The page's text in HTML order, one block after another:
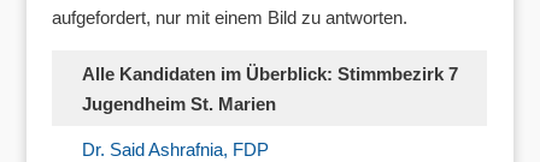
aufgefordert, nur mit einem Bild zu antworten.
Alle Kandidaten im Überblick: Stimmbezirk 7
Jugendheim St. Marien
Dr. Said Ashrafnia, FDP